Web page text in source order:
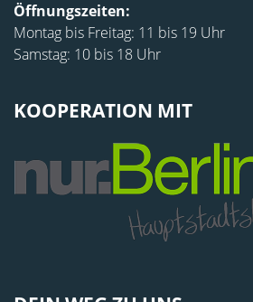
Öffnungszeiten:
Montag bis Freitag: 11 bis 19 Uhr
Samstag: 10 bis 18 Uhr
KOOPERATION MIT